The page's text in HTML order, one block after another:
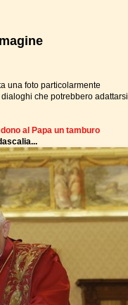
una foto particolarmente
che potrebbero adattarsi
al Papa un tamburo